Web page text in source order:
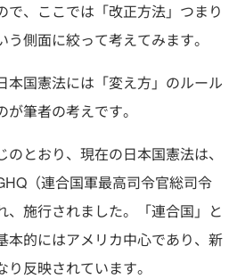
で、ここでは「改正方法」つまり
う側面に絞って考えてみます。
本国憲法には「変え方」のルール
筆者の考えです。
とおり、現在の日本国憲法は、
（連合国軍最高司令官総司令
、施行されました。「連合国」と
本的にはアメリカ中心であり、新
反映されています。